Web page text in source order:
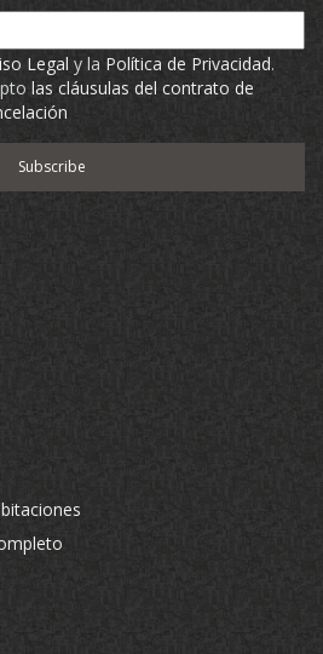
Legal y la Política de Privacidad.
las cláusulas del contrato de